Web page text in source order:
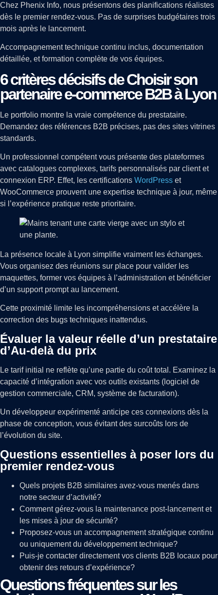
Chez Phenix Info, nous présentons des planifications réalistes
dès le premier rendez-vous. Pas de surprises budgétaires trois
mois après le lancement.
Accompagnement technique continu inclus, documentation
détaillée, et formation complète de vos équipes.
6 critères décisifs de Choisir son
partenaire e-commerce B2B à Lyon
Le portfolio montre la vraie compétence du prestataire.
Demandez des références B2B précises, pas des sites vitrines
standards.
Un professionnel compétent vous présente des plateformes
avec catalogues complexes, tarifs personnalisés par client et
connexion ERP. Effet, les certifications WordPress et
WooCommerce prouvent une expertise technique à jour, même
si l’expérience pratique reste prioritaire.
La présence locale à Lyon simplifie vraiment les échanges.
Vous organisez des réunions sur place pour valider les
maquettes, former vos équipes à l’administration et bénéficier
d’un support prompt au lancement.
Cette proximité limite les incompréhensions et accélère la
correction des bugs techniques inattendus.
Évaluer la valeur réelle d’un prestataire
d’Au-delà du prix
Le tarif initial ne reflète qu’une partie du coût total. Examinez la
capacité d’intégration avec vos outils existants (logiciel de
gestion commerciale, CRM, système de facturation).
Un développeur expérimenté anticipe ces connexions dès la
phase de conception, vous évitant des surcoûts lors de
l’évolution du site.
Questions essentielles à poser lors du
premier rendez-vous
Quels projets B2B similaires avez-vous menés dans
notre secteur d’activité?
Comment gérez-vous la maintenance post-lancement et
les mises à jour de sécurité?
Proposez-vous un accompagnement stratégique continu
ou uniquement du développement technique?
Puis-je contacter directement vos clients B2B locaux pour
obtenir des retours d’expérience?
Questions fréquentes sur les